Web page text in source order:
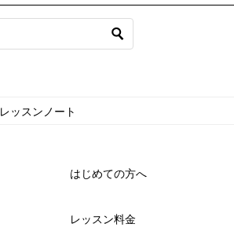
レッスンノート
はじめての方へ
レッスン料金